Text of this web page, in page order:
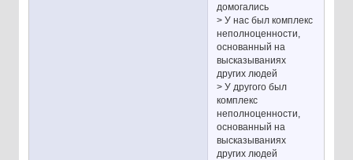
домогались
> У нас был комплекс
неполноценности,
основанный на
высказываниях
других людей
> У другого был
комплекс
неполноценности,
основанный на
высказываниях
других людей